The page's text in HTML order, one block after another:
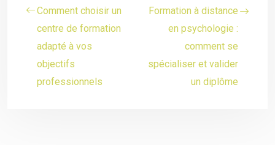
Comment choisir un
centre de formation
adapté à vos
objectifs
professionnels
Formation à distance
en psychologie :
comment se
spécialiser et valider
un diplôme